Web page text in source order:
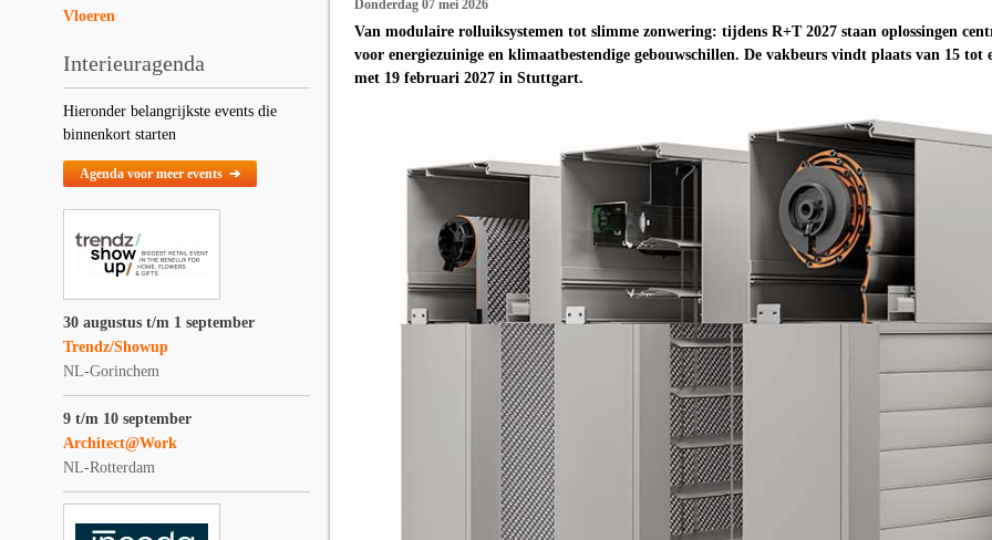
Vloeren
Interieuragenda
Hieronder belangrijkste events die
binnenkort starten
Agenda voor meer events ➔
30 augustus t/m 1 september
Trendz/Showup
NL-Gorinchem
9 t/m 10 september
Architect@Work
NL-Rotterdam
Donderdag 07 mei 2026
Van modulaire rolluiksystemen tot slimme zonwering: tijdens R+T 2027 staan oplossingen
voor energiezuinige en klimaatbestendige gebouwschillen. De vakbeurs vindt plaats van 15 tot
met 19 februari 2027 in Stuttgart.